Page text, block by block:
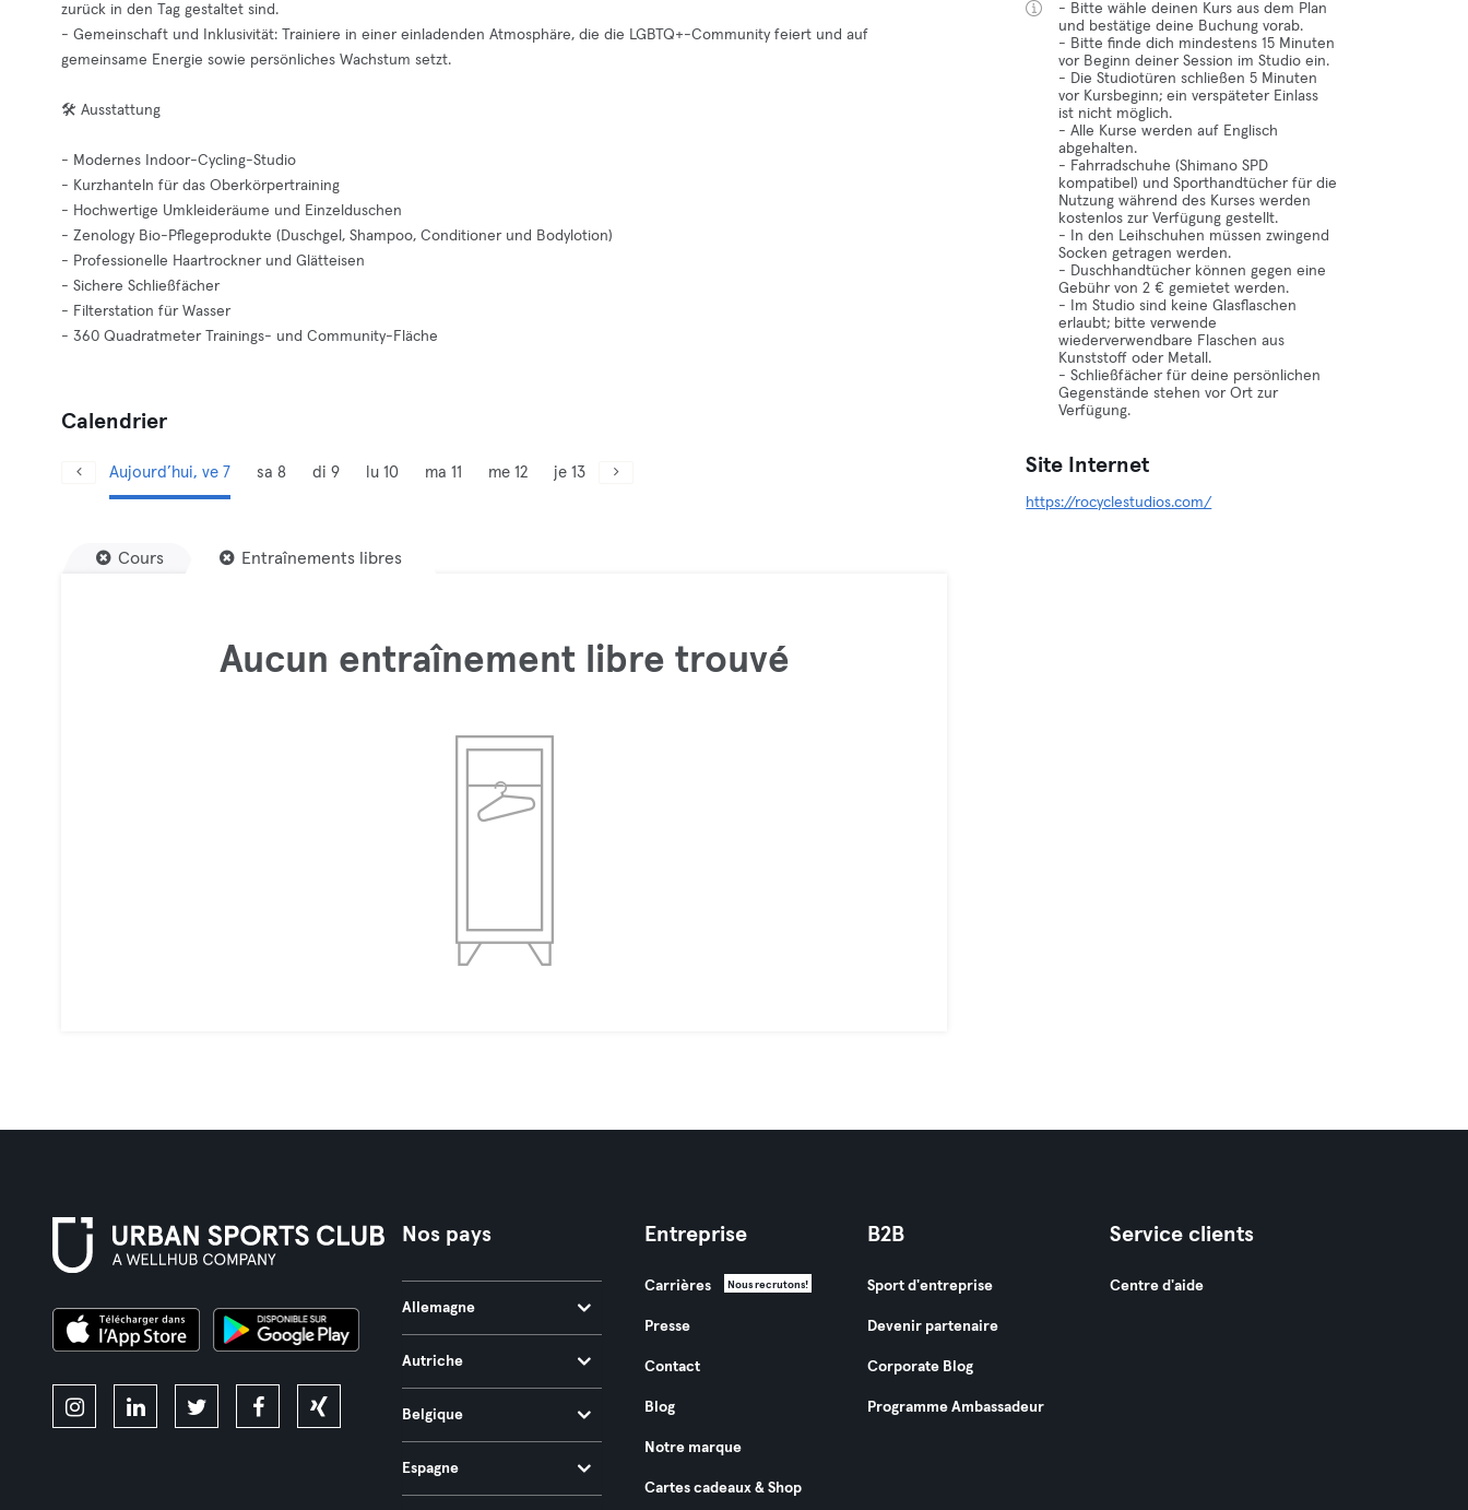
zurück in den Tag gestaltet sind.
- Gemeinschaft und Inklusivität: Trainiere in einer einladenden Atmosphäre, die die LGBTQ+-Community feiert und auf
gemeinsame Energie sowie persönliches Wachstum setzt.
🛠️ Ausstattung
- Modernes Indoor-Cycling-Studio
- Kurzhanteln für das Oberkörpertraining
- Hochwertige Umkleideräume und Einzelduschen
- Zenology Bio-Pflegeprodukte (Duschgel, Shampoo, Conditioner und Bodylotion)
- Professionelle Haartrockner und Glätteisen
- Sichere Schließfächer
- Filterstation für Wasser
- 360 Quadratmeter Trainings- und Community-Fläche
Calendrier
Aujourd’hui, ve 7 sa 8 di 9 lu 10 ma 11 me 12 je 13
Cours Entraînements libres
Aucun entraînement libre trouvé
- Bitte wähle deinen Kurs aus dem Plan
und bestätige deine Buchung vorab.
- Bitte finde dich mindestens 15 Minuten
vor Beginn deiner Session im Studio ein.
- Die Studiotüren schließen 5 Minuten
vor Kursbeginn; ein verspäteter Einlass
ist nicht möglich.
- Alle Kurse werden auf Englisch
abgehalten.
- Fahrradschuhe (Shimano SPD
kompatibel) und Sporthandtücher für die
Nutzung während des Kurses werden
kostenlos zur Verfügung gestellt.
- In den Leihschuhen müssen zwingend
Socken getragen werden.
- Duschhandtücher können gegen eine
Gebühr von 2 € gemietet werden.
- Im Studio sind keine Glasflaschen
erlaubt; bitte verwende
wiederverwendbare Flaschen aus
Kunststoff oder Metall.
- Schließfächer für deine persönlichen
Gegenstände stehen vor Ort zur
Verfügung.
Site Internet
https://rocyclestudios.com/
Nos pays
Allemagne
Autriche
Belgique
Espagne
Entreprise
Carrières Nous recrutons!
Presse
Contact
Blog
Notre marque
Cartes cadeaux & Shop
B2B
Sport d'entreprise
Devenir partenaire
Corporate Blog
Programme Ambassadeur
Service clients
Centre d'aide